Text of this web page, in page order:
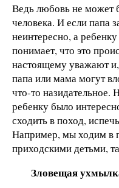
Ведь любовь не может
человека. И если папа
неинтересно, а
понимает, что это
настоящему уважают
папа или мама могут
что-то назидательное.
ребенку было
сходить в поход,
Например, мы ходим в
приходскими детьми,
Зловещая